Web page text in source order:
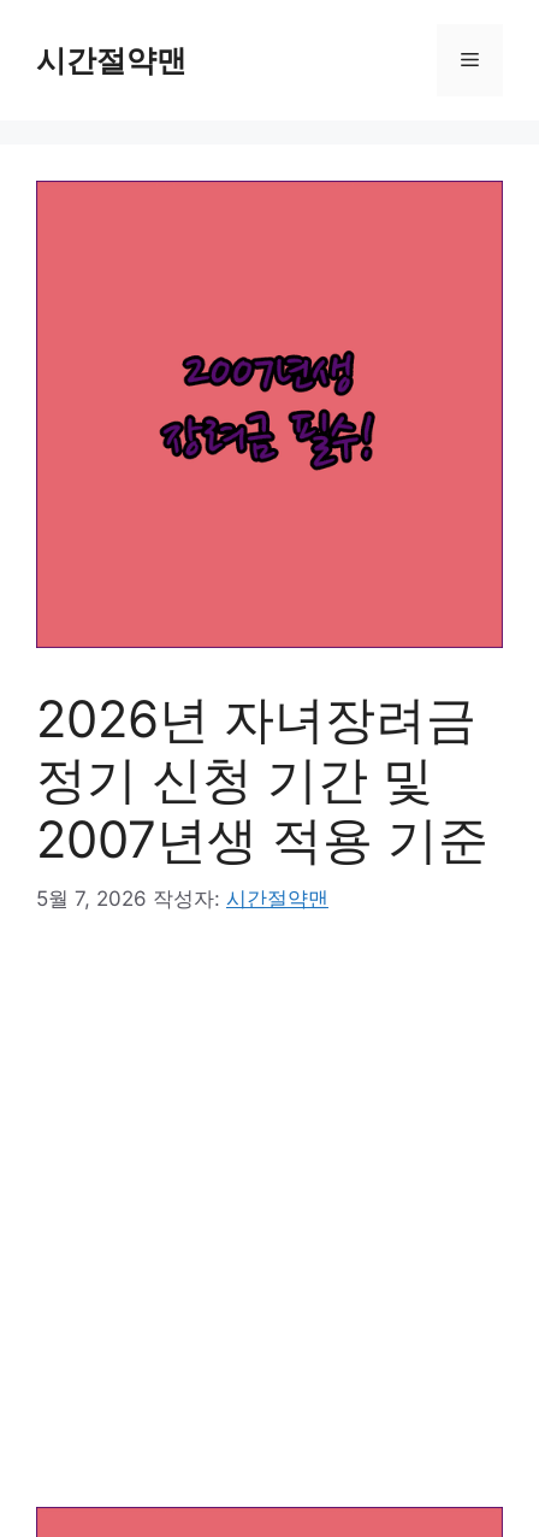
시간절약맨 메
2026년 자녀장려금
정기 신청 기간 및
2007년생 적용 기준
5월 7, 2026 작성자: 시간절약맨